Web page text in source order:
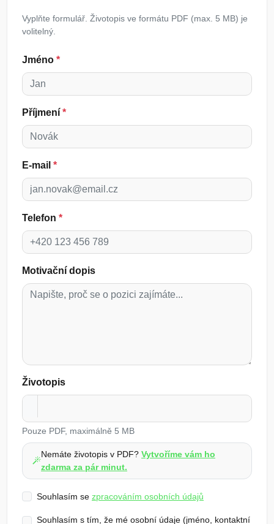
Vyplňte formulář. Životopis ve formátu PDF (max. 5 MB) je
volitelný.
Jméno *
Příjmení *
E-mail *
Telefon *
Motivační dopis
Životopis
Pouze PDF, maximálně 5 MB
Nemáte životopis v PDF? Vytvoříme vám ho
zdarma za pár minut.
Souhlasím se zpracováním osobních údajů
Souhlasím s tím, že mé osobní údaje (jméno, kontaktní